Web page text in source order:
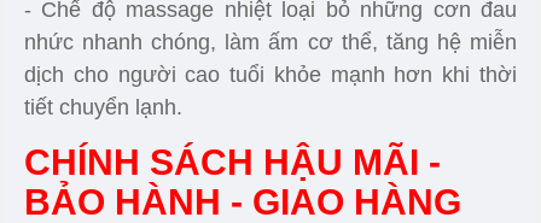
- Chế độ massage nhiệt loại bỏ những cơn đau
nhức nhanh chóng, làm ấm cơ thể, tăng hệ miễn
dịch cho người cao tuổi khỏe mạnh hơn khi thời
tiết chuyển lạnh.
CHÍNH SÁCH HẬU MÃI -
BẢO HÀNH - GIAO HÀNG